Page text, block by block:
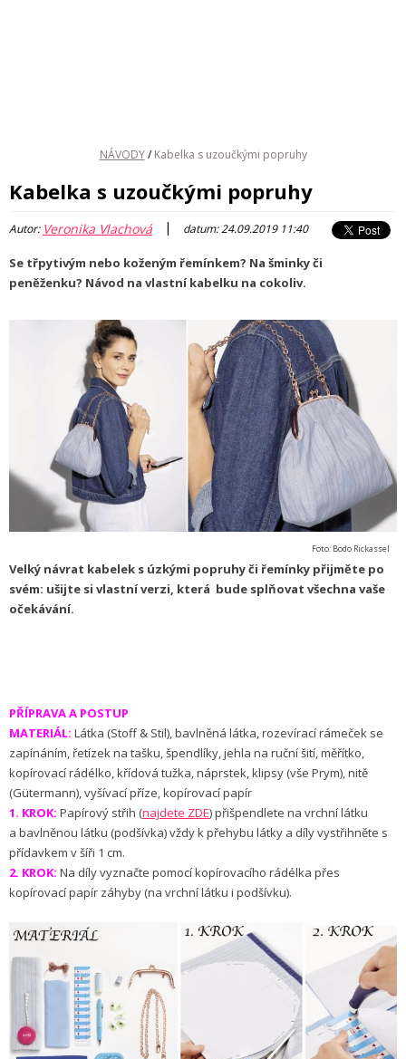
NÁVODY / Kabelka s uzoučkými popruhy
Kabelka s uzoučkými popruhy
Autor: Veronika Vlachová | datum: 24.09.2019 11:40
Se třpytivým nebo koženým řemínkem? Na šminky či
peněženku? Návod na vlastní kabelku na cokoliv.
Foto: Bodo Rickassel
Velký návrat kabelek s úzkými popruhy či řemínky přijměte po
svém: ušijte si vlastní verzi, která bude splňovat všechna vaše
očekávání.
PŘÍPRAVA A POSTUP
MATERIÁL: Látka (Stoff & Stil), bavlněná látka, rozevírací rámeček se
zapínáním, řetízek na tašku, špendlíky, jehla na ruční šití, měřítko,
kopírovací rádélko, křídová tužka, náprstek, klipsy (vše Prym), nitě
(Gütermann), vyšívací příze, kopírovací papír
1. KROK: Papírový střih (najdete ZDE) přišpendlete na vrchní látku
a bavlněnou látku (podšívka) vždy k přehybu látky a díly vystřihněte s
přídavkem v šíři 1 cm.
2. KROK: Na díly vyznačte pomocí kopírovacího rádélka přes
kopírovací papír záhyby (na vrchní látku i podšívku).